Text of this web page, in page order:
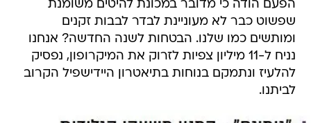
הפעם הודה כי מדובר במכונת להיטים משומנת
שפשוט כבר לא מעוניינת לבדר לבבות זקנים
ומותשים כמו שלנו. הבטחות לשנה החדשה? אנחנו
נניח ל-11 מיליון צפיות לזרוק את המיקרופון, נפסיק
להלעיז ונתמקם בנוחות בתיאטרון היידישפיל הקרוב
לביתנו.